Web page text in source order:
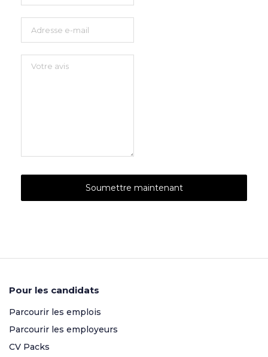
Pour les candidats
Parcourir les emplois
Parcourir les employeurs
CV Packs